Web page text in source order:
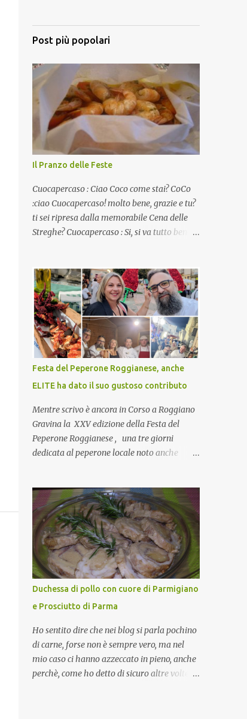
Post più popolari
Il Pranzo delle Feste
Cuocapercaso : Ciao Coco come stai? CoCo
:ciao Cuocapercaso! molto bene, grazie e tu?
ti sei ripresa dalla memorabile Cena delle
Streghe? Cuocapercaso : Si, si va tutto bene…
virtuale! CoCo : Eh già!! E adesso con le feste
che arrivano chissà che mangiate…a
proposito Cuoca cosa prepari domenica per
pranzo, racconta un po'! Perchè io avrò ospiti
e cerco degli spunti... Cuocapercaso : A dire il
vero domenica prossima non preparo nulla
perché vado al Pranzo Aziendale di fine
anno organizzato dai mie capi! CoCo :
Pranzo aziendale? Una bella idea!
Cuocapercaso : si, è un modo per riunirsi
tutti a fine anno e tirare le somme…
naturalmente mangiando tutti insieme, con
grande convivialità! CoCo : è naturale il cibo,
spesso l’ambiente favorevole per molte belle
opportunità, non trovi? Cuocapercaso : Si,
concordo! …addirittura si dice...
Festa del Peperone Roggianese, anche
ELITE ha dato il suo gustoso contributo
Mentre scrivo è ancora in Corso a Roggiano
Gravina la XXV edizione della Festa del
Peperone Roggianese , una tre giorni
dedicata al peperone locale noto anche
piccante, inserito dal Ministero delle
Politiche Agricole Alimentari e Forestali
nella lista dei Prodotti Agroalimentari
Tradizionali (Pat) della Calabria. Un
ingrediente versatile in cucina, utilizzato
fresco o essiccato in ricette della tradizione o
in piatti innovativi. Durante la prima serata
dell'evento abbiamo avuto prova della
versatilità di questo ingrediente durante il
"2° Concorso Gastronomico di piatti a base
di peperone Roggianese" ideato da Gina
Santagata , presidente
dell'associazione Mongolfiera, che ha visto
Duchessa di pollo con cuore di Parmigiano
e Prosciutto di Parma
Ho sentito dire che nei blog si parla pochino
di carne, forse non è sempre vero, ma nel
mio caso ci hanno azzeccato in pieno, anche
perchè, come ho detto di sicuro altre volte la